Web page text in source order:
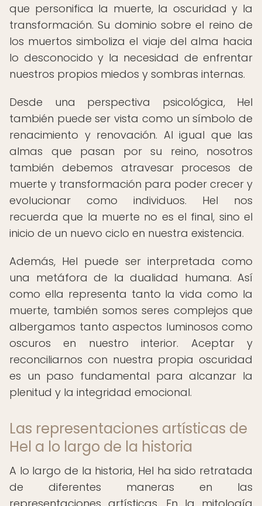
que personifica la muerte, la oscuridad y la
transformación. Su dominio sobre el reino de
los muertos simboliza el viaje del alma hacia
lo desconocido y la necesidad de enfrentar
nuestros propios miedos y sombras internas.
Desde una perspectiva psicológica, Hel
también puede ser vista como un símbolo de
renacimiento y renovación. Al igual que las
almas que pasan por su reino, nosotros
también debemos atravesar procesos de
muerte y transformación para poder crecer y
evolucionar como individuos. Hel nos
recuerda que la muerte no es el final, sino el
inicio de un nuevo ciclo en nuestra existencia.
Además, Hel puede ser interpretada como
una metáfora de la dualidad humana. Así
como ella representa tanto la vida como la
muerte, también somos seres complejos que
albergamos tanto aspectos luminosos como
oscuros en nuestro interior. Aceptar y
reconciliarnos con nuestra propia oscuridad
es un paso fundamental para alcanzar la
plenitud y la integridad emocional.
Las representaciones artísticas de
Hel a lo largo de la historia
A lo largo de la historia, Hel ha sido retratada
de diferentes maneras en las